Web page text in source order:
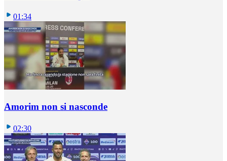
01:34
Amorim non si nasconde
02:30